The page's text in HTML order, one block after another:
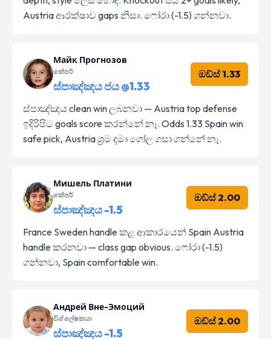
Austria ආරක්ෂාව gaps නිසා. ෆෝරා (-1.5) ගන්නවා.
Майк Прогнозов
කේපර්
ස්පාඤ්ඤය ජය @1.33
ඔඩ්ස් 1.33
ස්පාඤ්ඤය clean win ලබනවා — Austria top defense
ඉදිරිපිට goals score කරන්නේ නෑ. Odds 1.33 Spain win
safe pick, Austria ශ්‍රම දමා ගෝල ගසා ගන්නේ නෑ.
Мишель Платини
කේපර්
ස්පාඤ්ඤය -1.5
ඔඩ්ස් 2.00
France Sweden handle කළ ආකාරයෙන් Spain Austria
handle කරනවා — class gap obvious. ෆෝරා (-1.5)
ගන්නවා, Spain comfortable win.
Андрей Вне-Эмоций
විශ්ලේෂකයා
ස්පාඤ්ඤය -1.5
ඔඩ්ස් 2.00